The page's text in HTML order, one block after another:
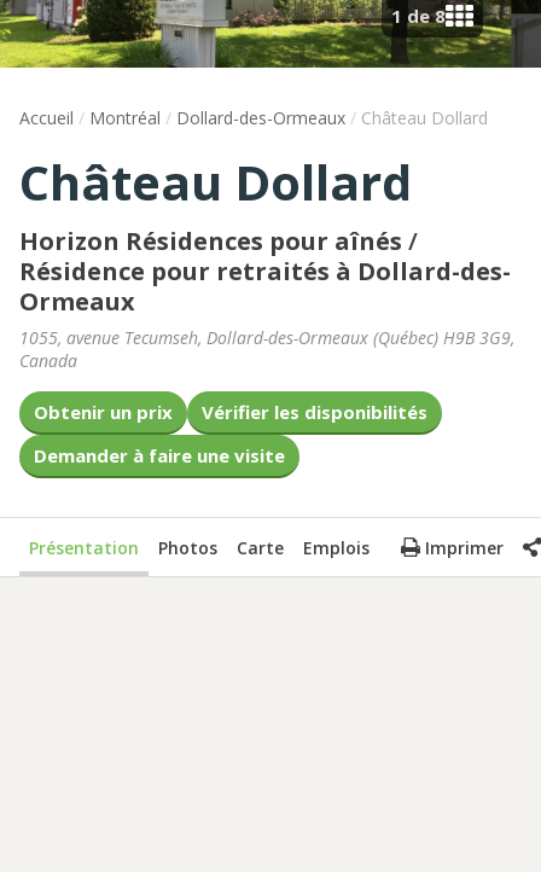
1 de 8
Accueil / Montréal / Dollard-des-Ormeaux / Château Dollard
Château Dollard
Horizon Résidences pour aînés /
Résidence pour retraités à Dollard-des-
Ormeaux
1055, avenue Tecumseh, Dollard-des-Ormeaux (Québec) H9B 3G9,
Canada
Obtenir un prix
Vérifier les disponibilités
Demander à faire une visite
Présentation Photos Carte Emplois Imprimer